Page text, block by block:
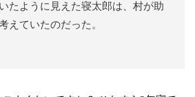
たように見えた寝太郎は、村が助
えていたのだった。